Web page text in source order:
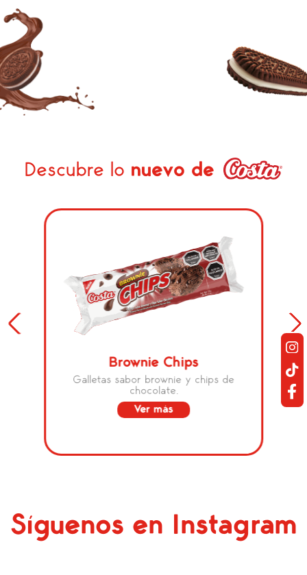
Descubre lo nuevo de
Brownie Chips
Galletas sabor brownie y chips de
chocolate.
Ver más
Síguenos en Instagram